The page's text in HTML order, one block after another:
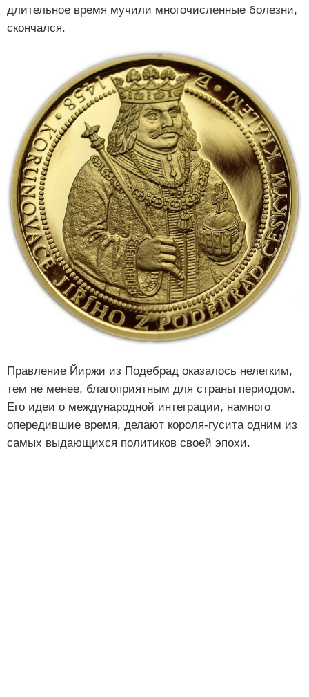
длительное время мучили многочисленные болезни,
скончался.
Правление Йиржи из Подебрад оказалось нелегким,
тем не менее, благоприятным для страны периодом.
Его идеи о международной интеграции, намного
опередившие время, делают короля-гусита одним из
самых выдающихся политиков своей эпохи.